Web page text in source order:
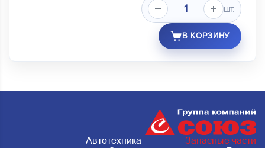
шт.
В КОРЗИНУ
Автотехника
Запасные части